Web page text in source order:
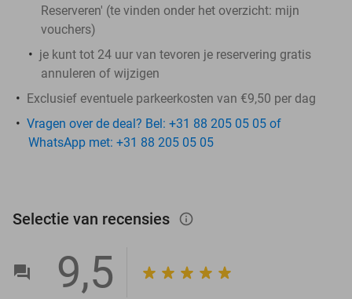
Reserveren' (te vinden onder het overzicht: mijn
vouchers)
je kunt tot 24 uur van tevoren je reservering gratis
annuleren of wijzigen
Exclusief eventuele parkeerkosten van €9,50 per dag
Vragen over de deal? Bel: +31 88 205 05 05 of
WhatsApp met: +31 88 205 05 05
Selectie van recensies info_outlined
9,5